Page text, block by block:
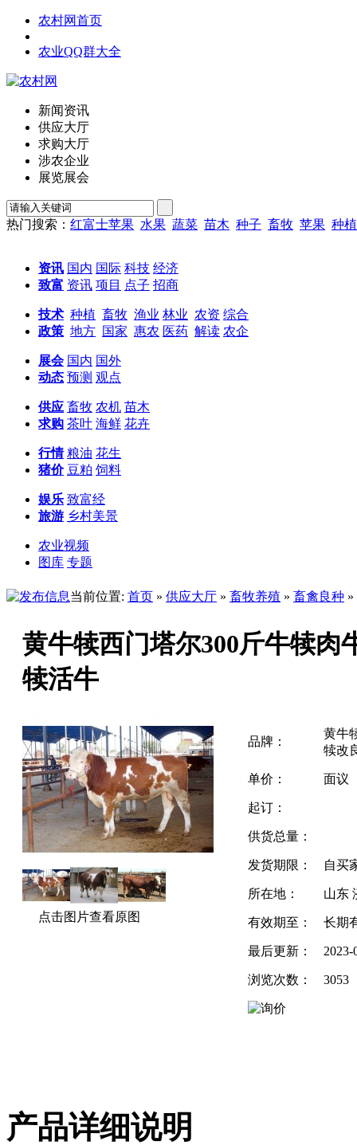
农村网首页
农业QQ群大全
新闻资讯
供应大厅
求购大厅
涉农企业
展览展会
热门搜索： 红富士苹果 水果 蔬菜 苗木 种子 畜牧 苹果 种植
资讯 国内 国际 科技 经济
致富 资讯 项目 点子 招商
技术 种植 畜牧 渔业 林业 农资 综合
政策 地方 国家 惠农 医药 解读 农企
展会 国内 国外
动态 预测 观点
供应 畜牧 农机 苗木
求购 茶叶 海鲜 花卉
行情 粮油 花生
猪价 豆粕 饲料
娱乐 致富经
旅游 乡村美景
农业视频
图库 专题
当前位置: 首页 » 供应大厅 » 畜牧养殖 » 畜禽良种 »
黄牛犊西门塔尔300斤牛犊肉
犊活牛
点击图片查看原图
品牌：
黄牛
犊改
单价： 面议
起订：
供货总量：
发货期限： 自买
所在地： 山东
有效期至： 长期
最后更新： 2023-
浏览次数： 3053
产品详细说明